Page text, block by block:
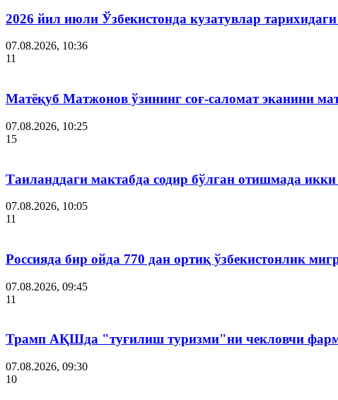
2026 йил июли Ўзбекистонда кузатувлар
07.08.2026, 10:36
11
Матёқуб Матжонов ўзининг соғ-саломат эканини
07.08.2026, 10:25
15
Таиланддаги мактабда содир бўлган отишмада
07.08.2026, 10:05
11
Россияда бир ойда 770 дан ортиқ ўзбекистонлик
07.08.2026, 09:45
11
Трамп АҚШда "туғилиш туризми"ни чекловчи
07.08.2026, 09:30
10